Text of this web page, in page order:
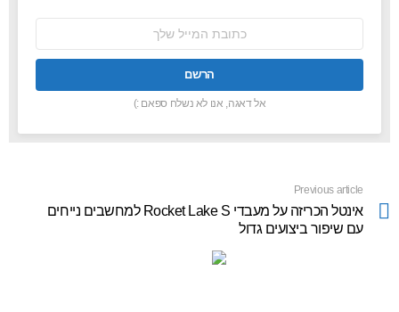
אל דאגה, אנו לא נשלח ספאם :)
more
Previous article
אינטל הכריזה על מעבדי Rocket Lake S למחשבים נייחים
עם שיפור ביצועים גדול